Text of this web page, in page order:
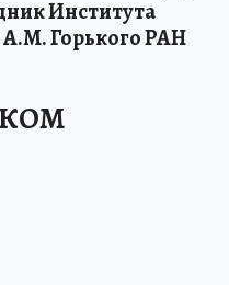
Института
Горького РАН